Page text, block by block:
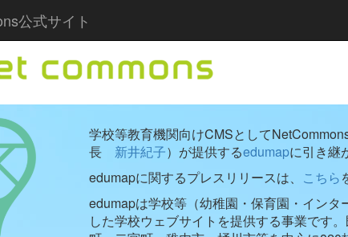
公式サイト
学校等教育機関向けCMSとして
長 新井紀子）が提供するedumapに引き継
edumapに関するプレスリリースは、 こちら
edumapは学校等（幼稚園・保育園・イン
した学校ウェブサイトを提供する事業です